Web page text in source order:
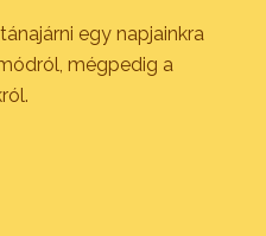
egy napjainkra
mégpedig a